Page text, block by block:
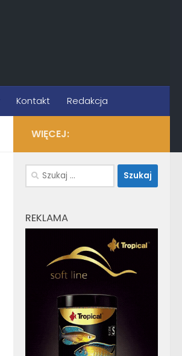
Kontakt Redakcja
WIĘCEJ:
Szukaj:
REKLAMA